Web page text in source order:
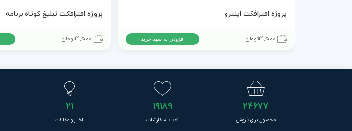
پروژه افترافکت اینترو
14,500تومان افزودن به سبد خرید
پروژه افترافکت تبلیغ کوتاه برنامه
14,500تومان
24677
محصول برای فروش
19189
تعداد سفارشات
21
اخبار و مقالات